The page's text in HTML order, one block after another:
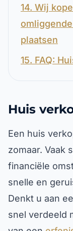
14. Wij
plaatsen
15. FAQ:
Huis
Een huis
zomaar. Vaak
financiële
snelle en
Denkt u aan
snel verdeeld